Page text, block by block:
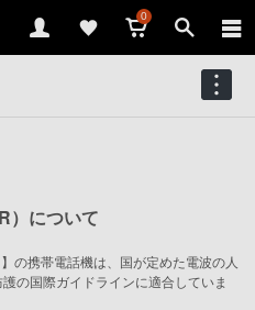
0
）について
の携帯電話機は、国が定めた電波の人
の国際ガイドラインに適合していま